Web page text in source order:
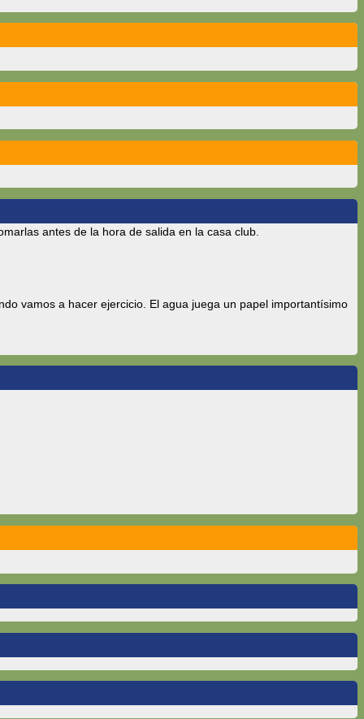
antes de la hora de salida en la casa club.
vamos a hacer ejercicio. El agua juega un papel importantísimo